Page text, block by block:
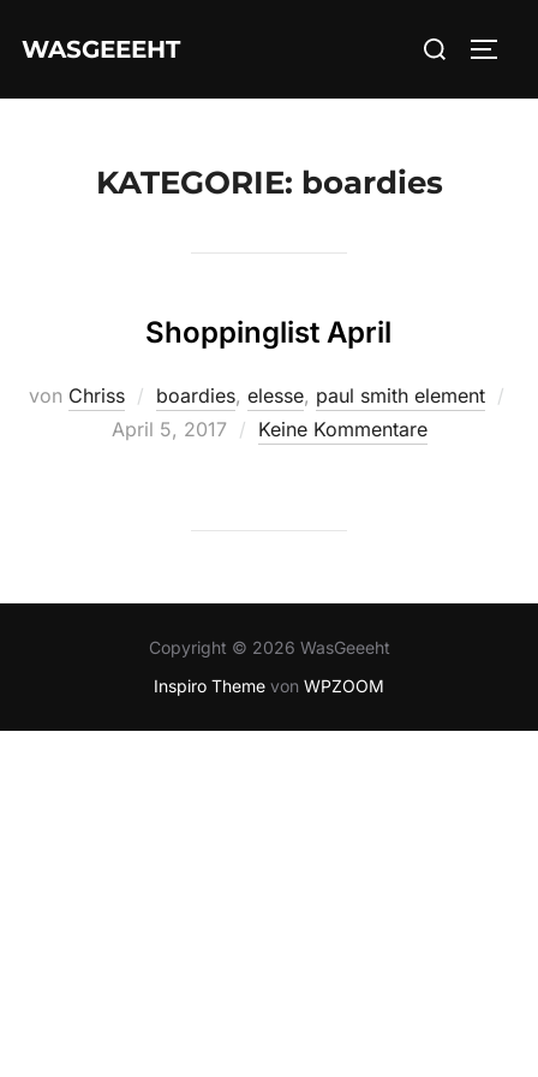
InhaltWASGEEEHT
Suchen
KATEGORIE: boardies
Shoppinglist April
von Chriss boardies, elesse, paul smith element
April 5, 2017 Keine Kommentare
Copyright © 2026 WasGeeeht
Inspiro Theme von WPZOOM